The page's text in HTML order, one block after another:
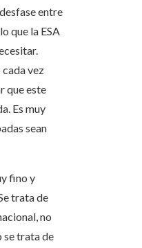
entre
que la ESA
vez
que este
Es muy
sean
fino y
trata de
no
se trata de